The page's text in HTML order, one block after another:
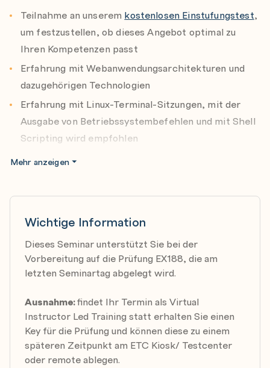
Multi-Container-Anwendungen mit Compose
Container-Orchestrierung mit Kubernetes und
OpenShift
Containerisierte Anwendungen mit Kubernetes und
OpenShift orchestrieren
Teilnahme an unserem kostenlosen Einstufungstest,
um festzustellen, ob dieses Angebot optimal zu
Ihren Kompetenzen passt
Erfahrung mit Webanwendungsarchitekturen und
dazugehörigen Technologien
Erfahrung mit Linux-Terminal-Sitzungen, mit der
Ausgabe von Betriebssystembefehlen und mit Shell
Scripting wird empfohlen
Mehr anzeigen
Wichtige Information
Dieses Seminar unterstützt Sie bei der
Vorbereitung auf die Prüfung EX188, die am
letzten Seminartag abgelegt wird.
Ausnahme:findet Ihr Termin als Virtual
Instructor Led Training statt erhalten Sie einen
Key für die Prüfung und können diese zu einem
späteren Zeitpunkt am ETC Kiosk/ Testcenter
oder remote ablegen.